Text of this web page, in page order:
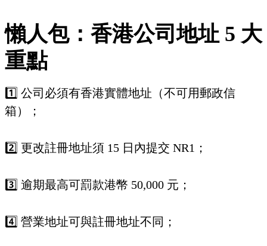
懶人包：香港公司地址 5 大
重點
1️⃣ 公司必須有香港實體地址（不可用郵政信
箱）；
2️⃣ 更改註冊地址須 15 日內提交 NR1；
3️⃣ 逾期最高可罰款港幣 50,000 元；
4️⃣ 營業地址可與註冊地址不同；